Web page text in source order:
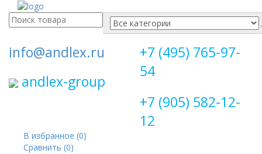
Поиск
для:
info@andlex.ru
andlex-group
+7 (495) 765-97-
54
+7 (905) 582-12-
12
В избранное (0)
Сравнить (0)